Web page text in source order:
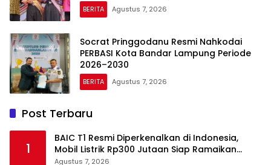
BERITA Agustus 7, 2026
Socrat Pringgodanu Resmi Nahkodai
PERBASI Kota Bandar Lampung Periode
2026–2030
BERITA Agustus 7, 2026
Post Terbaru
1
BAIC T1 Resmi Diperkenalkan di Indonesia,
Mobil Listrik Rp300 Jutaan Siap Ramaikan
Pasar EV
Agustus 7, 2026